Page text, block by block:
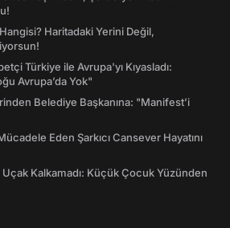
Haritadaki Yerini Değil,
Türkiye ile Avrupa'yı Kıyasladı:
Avrupa’da Yok"
Belediye Başkanına: "Manifest’i
Eden Şarkıcı Cansever Hayatını
Uçak Kalkamadı: Küçük Çocuk Yüzünden